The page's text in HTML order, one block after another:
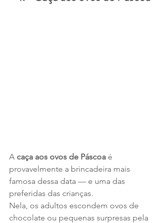
A caça aos ovos de Páscoa é
provavelmente a brincadeira mais
famosa dessa data — e uma das
preferidas das crianças.
Nela, os adultos escondem ovos de
chocolate ou pequenas surpresas pela